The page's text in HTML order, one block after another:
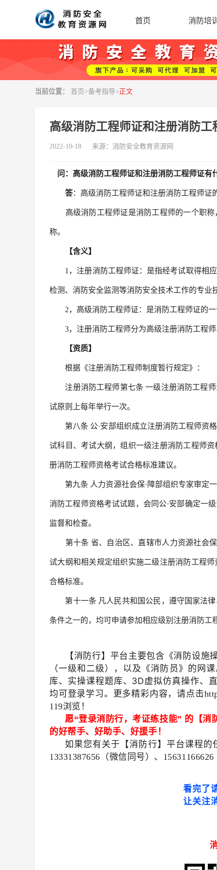
首页 消防培
当前位置： 首页 >备考指导> 正文
高级消防工程师证和注册消防工
2022-10-18 来源： 消防安全教育资源网
问：高级消防工程师证和注册消防工程师证有
答：高级消防工程师证和注册消防工程师证
高级消防工程师证是消防工程师的一个职称
称。
【含义】
1，注册消防工程师证：是指经考试取得相应
检测、消防安全监测等消防安全技术工作的专业
2，高级消防工程师证：是消防工程师证的一
3，注册消防工程师分为高级注册消防工程师
【资质】
根据《注册消防工程师制度暂行规定》：
注册消防工程师第七条 一级注册消防工程师
试原则上每年举行一次。
第八条 公·安部组织成立注册消防工程师资格
试科目、考试大纲，组织一级注册消防工程师
册消防工程师资格考试合格标准建议。
第九条 人力资源社会保·障部组织专家审定一
消防工程师资格考试试题，会同公·安部确定一
监督和检查。
第十条 省、自治区、直辖市人力资源社会保
试大纲和相关规定组织实施二级注册消防工程
合格标准。
第十一条 凡人民共和国公民，遵守国家法律
条件之一的，均可申请参加相应级别注册消防工
【消防行】平台主要包含 《消防设施
（一级和二级） ，以及 《消防员》 的网
库、实操课程题库、3D虚拟仿真操作、
均可登录学习。更多精彩内容，请点击
119浏览！
愿“登录消防行，考证练技能” 的【消
的好帮手、好助手、好援手！
如果您有关于【消防行】平台课程的
13331387656 （微信同号）、 15631166626
看完了
让关注